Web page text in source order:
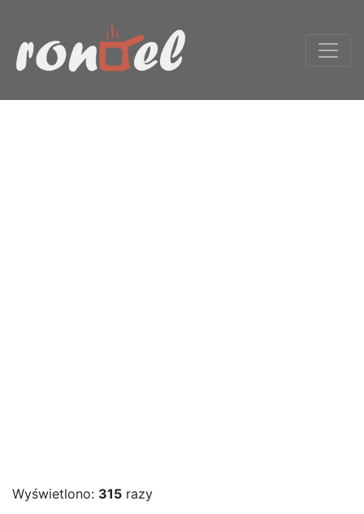
Wyświetlono: 315 razy